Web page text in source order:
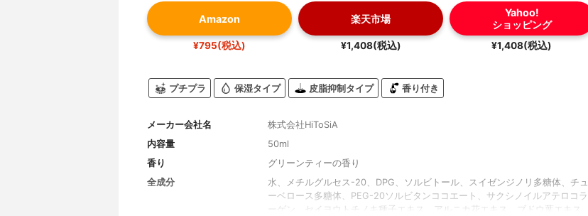
Amazon
¥795(税込)
楽天市場
¥1,408(税込)
Yahoo!
ショッピング
¥1,408(税込)
プチプラ 保湿タイプ 皮脂抑制タイプ 香り付き
メーカー会社名
株式会社HiToSiA
内容量
50ml
香り
グリーンティーの香り
全成分
水、メチルグルセス-20、DPG、ソルビトール、スイゼンジノリ多糖体、チュ
ーベロース多糖体、PEG-20ソルビタンココエート、サクシノイルアテロコラ
ーゲン、セイヨウトチノキ種子エキス、アルニカ花エキス、ブドウ葉エキス、